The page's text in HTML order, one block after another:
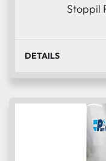
Stoppil
DETAILS